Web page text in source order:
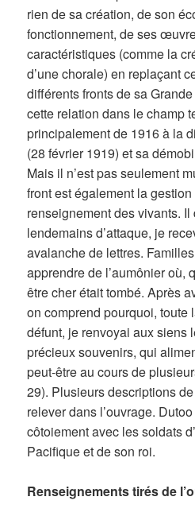
rien de sa création, de son
fonctionnement, de ses
caractéristiques (comme la
d’une chorale) en replaçant
différents fronts de sa
cette relation dans le champ
principalement de 1916 à la
(28 février 1919) et sa
Mais il n’est pas seulement
front est également la
renseignement des vivants.
lendemains d’attaque, je
avalanche de lettres.
apprendre de l’aumônier où,
être cher était tombé. Après
on comprend pourquoi, toute
défunt, je renvoyai aux siens
précieux souvenirs, qui
peut-être au cours de
29). Plusieurs descriptions
relever dans l’ouvrage.
côtoiement avec les soldats
Pacifique et de son roi.
Renseignements tirés de